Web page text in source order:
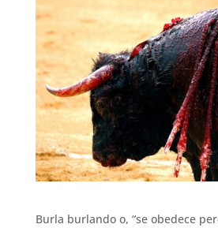
Burla burlando o, “se obedece